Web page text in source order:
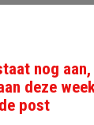
(0)
nog
deze
de post